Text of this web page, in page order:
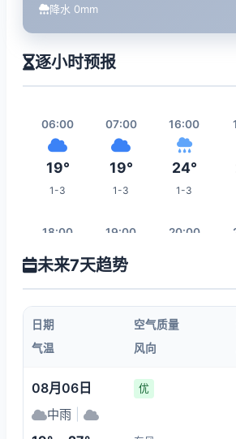
降水 0mm
逐小时预报
06:00
19°
1-3
07:00
19°
1-3
16:00
24°
1-3
18:00
24°
19:00
23°
20:00
22:00
22°
1-3
23:00
未来7天趋势
日期 空气质量
气温
风向
08月06日 优
中雨